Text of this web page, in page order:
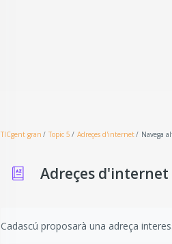
TICgent gran Topic 5 Adreçes d'internet Navega
Adreçes d'internet
Cadascú proposarà una adreça